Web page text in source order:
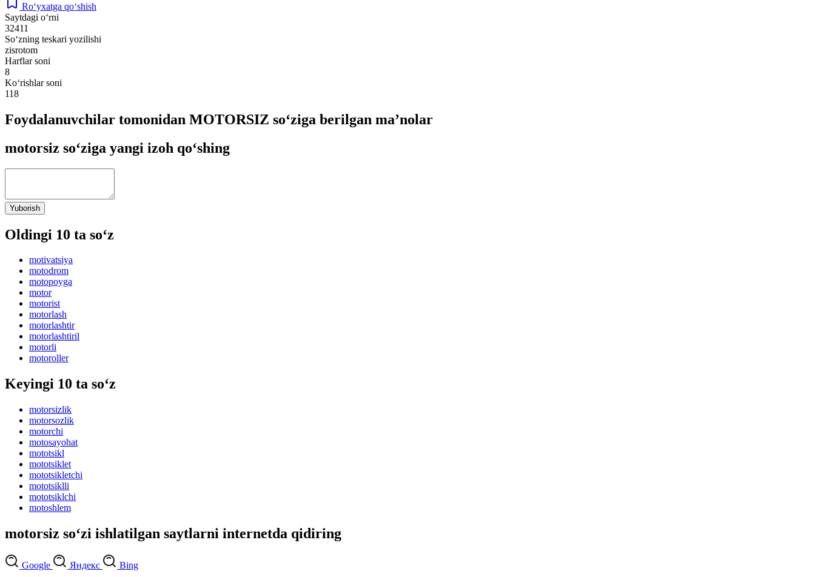
Ro‘yxatga qo‘shish
Saytdagi o‘rni
32411
So‘zning teskari yozilishi
zisrotom
Harflar soni
8
Ko‘rishlar soni
118
Foydalanuvchilar tomonidan MOTORSIZ so‘ziga berilgan ma’nolar
motorsiz so‘ziga yangi izoh qo‘shing
Yuborish
Oldingi 10 ta so‘z
motivatsiya
motodrom
motopoyga
motor
motorist
motorlash
motorlashtir
motorlashtiril
motorli
motoroller
Keyingi 10 ta so‘z
motorsizlik
motorsozlik
motorchi
motosayohat
mototsikl
mototsiklet
mototsikletchi
mototsiklli
mototsiklchi
motoshlem
motorsiz so‘zi ishlatilgan saytlarni internetda qidiring
Google Яндекс Bing